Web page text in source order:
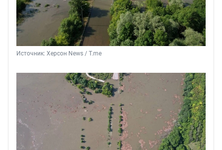
Источник: Херсон News / T.me